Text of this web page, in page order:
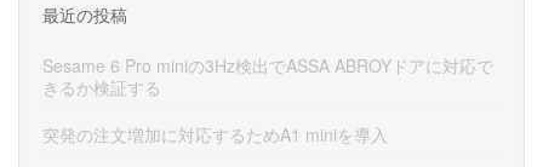
最近の投稿
Sesame 6 Pro miniの3Hz検出でASSA ABROYドアに対応で
きるか検証する
突発の注文増加に対応するためA1 miniを導入